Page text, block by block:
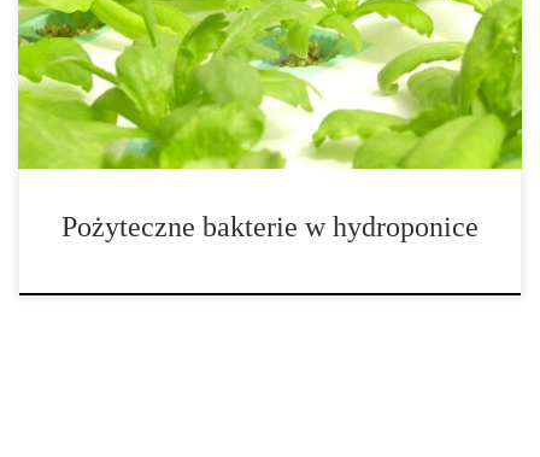
wśród ogrodników, producentów roślin i firm rolniczych. Dzięki
niej można uzyskać wysokie plony, maksymalnie wykorzystując
przestrzeń i wodę, a także precyzyjnie kontrolować procesy
wzrostu. Jednak nawet najlepiej zaprojektowany […]
Pożyteczne bakterie w hydroponice